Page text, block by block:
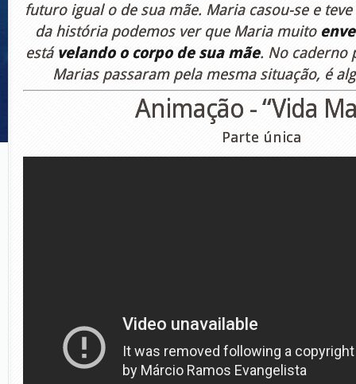
futuro igual o de sua mãe. Maria casou-se e
da história podemos ver que Maria muito
está velando o corpo de sua mãe. No caderno
Marias passaram pela mesma situação, é
Animação - “Vida
Parte única